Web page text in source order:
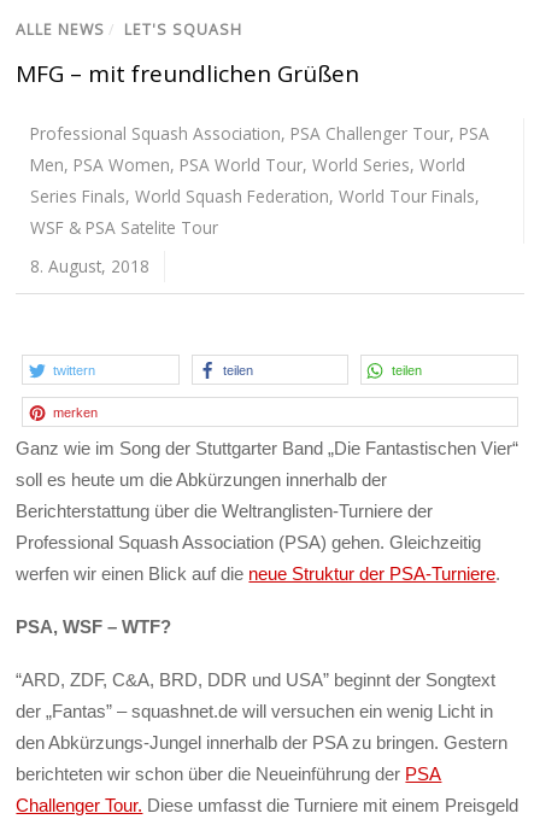
ALLE NEWS / LET'S SQUASH
MFG – mit freundlichen Grüßen
Professional Squash Association, PSA Challenger Tour, PSA
Men, PSA Women, PSA World Tour,World Series,World
Series Finals,World Squash Federation,World Tour Finals,
WSF & PSA Satelite Tour
8. August, 2018
twittern teilen teilen
merken
Ganz wie im Song der Stuttgarter Band „Die Fantastischen Vier“
soll es heute um die Abkürzungen innerhalb der
Berichterstattung über die Weltranglisten-Turniere der
Professional Squash Association (PSA) gehen. Gleichzeitig
werfen wir einen Blick auf die neue Struktur der PSA-Turniere.
PSA, WSF – WTF?
“ARD, ZDF, C&A, BRD, DDR und USA” beginnt der Songtext
der „Fantas” – squashnet.de will versuchen ein wenig Licht in
den Abkürzungs-Jungel innerhalb der PSA zu bringen. Gestern
berichteten wir schon über die Neueinführung der PSA
Challenger Tour. Diese umfasst die Turniere mit einem Preisgeld